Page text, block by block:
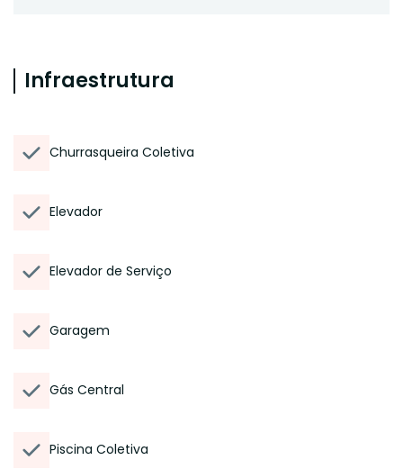
Infraestrutura
Churrasqueira Coletiva
Elevador
Elevador de Serviço
Garagem
Gás Central
Piscina Coletiva